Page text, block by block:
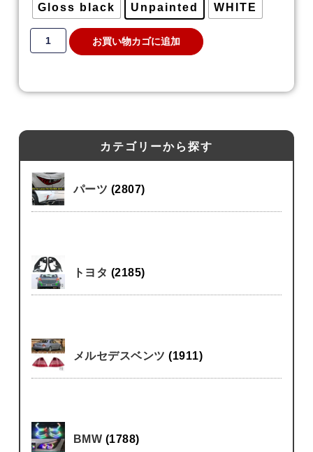
カテゴリーから探す
パーツ (2807)
トヨタ (2185)
メルセデスベンツ(1911)
BMW (1788)
Gloss black Unpainted WHITE
お買い物カゴに追加